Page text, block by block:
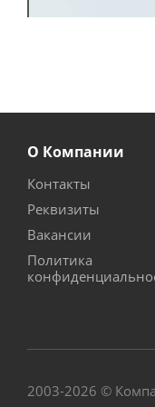
О Компании
Контакты
Реквизиты
Вакансии
Политика
2003-2026 ©